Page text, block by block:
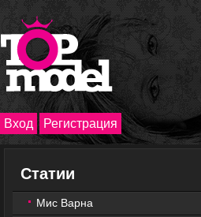
Вход Регистрация
Статии
Мис Варна